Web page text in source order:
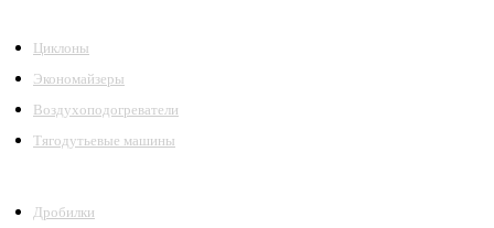
Циклоны
Экономайзеры
Воздухоподогреватели
Тягодутьевые машины
Дробилки